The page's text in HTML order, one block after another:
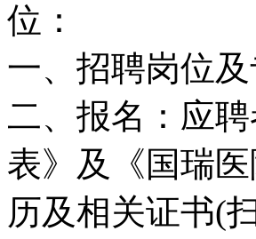
位：
一、招聘岗位
二、报名：应
表》及《国瑞
历及相关证书(